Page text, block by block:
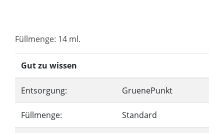
Füllmenge: 14 ml.
Gut zu wissen
Entsorgung: GruenePunkt
Füllmenge: Standard